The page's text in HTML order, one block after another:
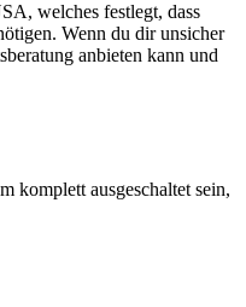
welches festlegt, dass
Wenn du dir unsicher
anbieten kann und
komplett ausgeschaltet sein,